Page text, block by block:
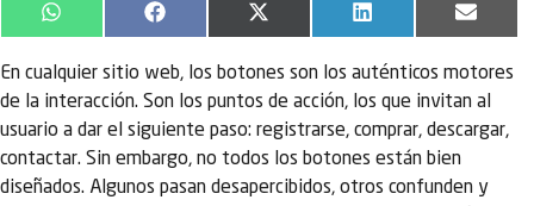
WhatsApp Facebook
X
(Twitter)
LinkedIn Email
En cualquier sitio web, los botones son los auténticos motores
de la interacción. Son los puntos de acción, los que invitan al
usuario a dar el siguiente paso: registrarse, comprar, descargar,
contactar. Sin embargo, no todos los botones están bien
diseñados. Algunos pasan desapercibidos, otros confunden y